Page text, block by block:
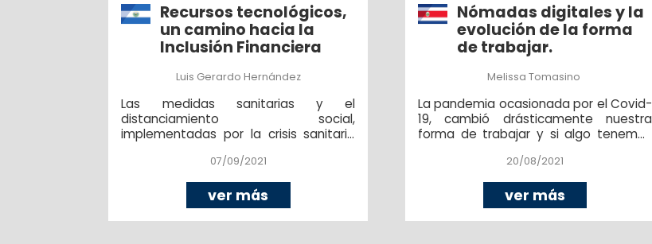
Recursos tecnológicos,
un camino hacia la
Inclusión Financiera
Luis Gerardo Hernández
Las medidas sanitarias y el
distanciamiento social,
implementadas por la crisis sanitaria
los desarrollos tecnológicos.
07/09/2021
ver más
Nómadas digitales y la
evolución de la forma
de trabajar.
Melissa Tomasino
La pandemia ocasionada por el Covid-
19, cambió drásticamente nuestra
forma de trabajar y si algo tenemos
volverá a ser igual.20/08/2021
ver más